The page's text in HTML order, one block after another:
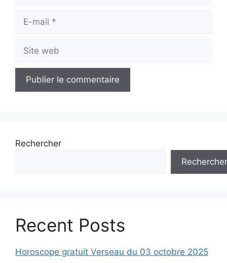
mail
web
Rechercher
Rechercher
Recent Posts
Horoscope gratuit Verseau du 03 octobre 2025